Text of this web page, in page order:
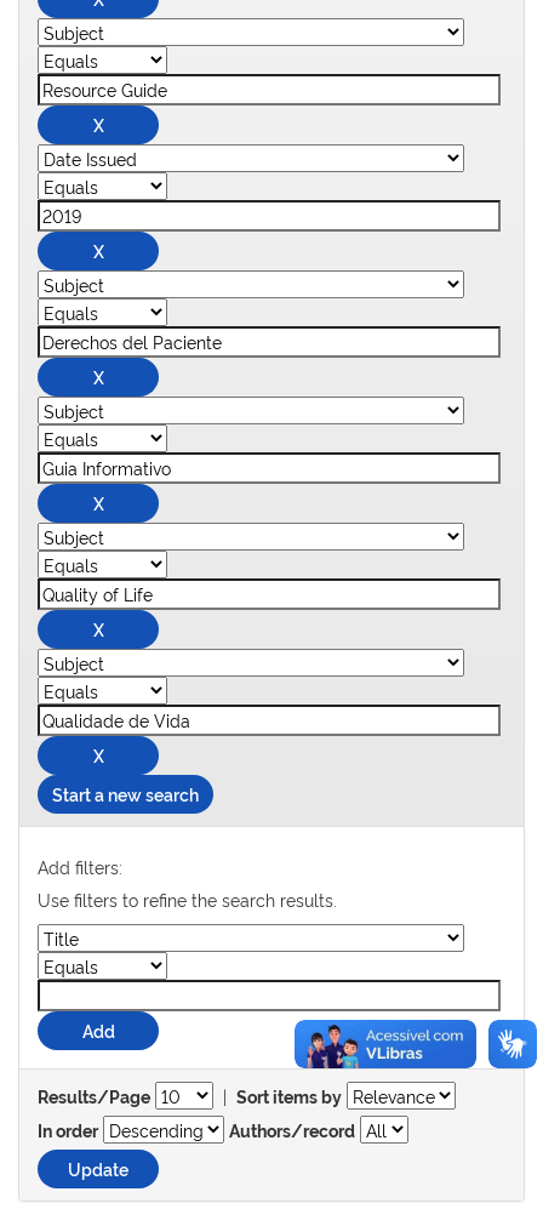
Start a new search
Add filters:
Use filters to refine the search results.
Results/Page | Sort items by
In order
Authors/record